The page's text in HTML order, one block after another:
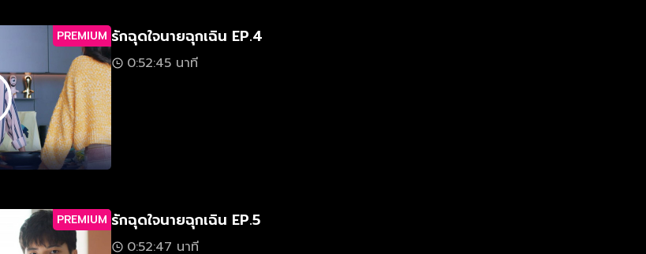
PREMIUM รักฉุดใจนายฉุกเฉิน EP.4
0:52:45 นาที
PREMIUM รักฉุดใจนายฉุกเฉิน EP.5
0:52:47 นาที